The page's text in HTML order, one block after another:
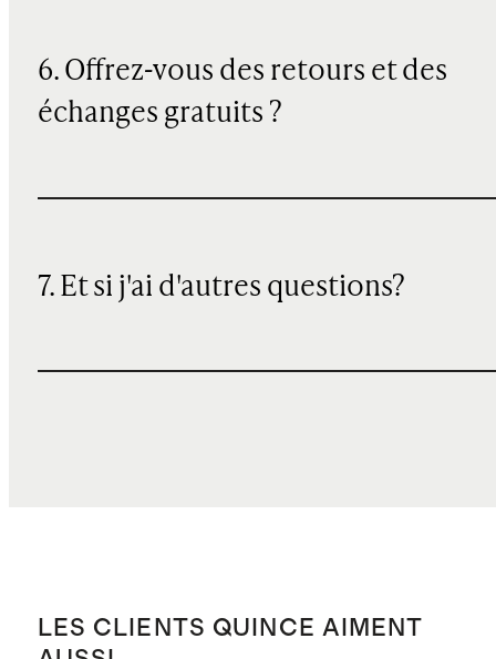
6. Offrez-vous des retours et des
échanges gratuits ?
7. Et si j'ai d'autres questions?
LES CLIENTS QUINCE AIMENT